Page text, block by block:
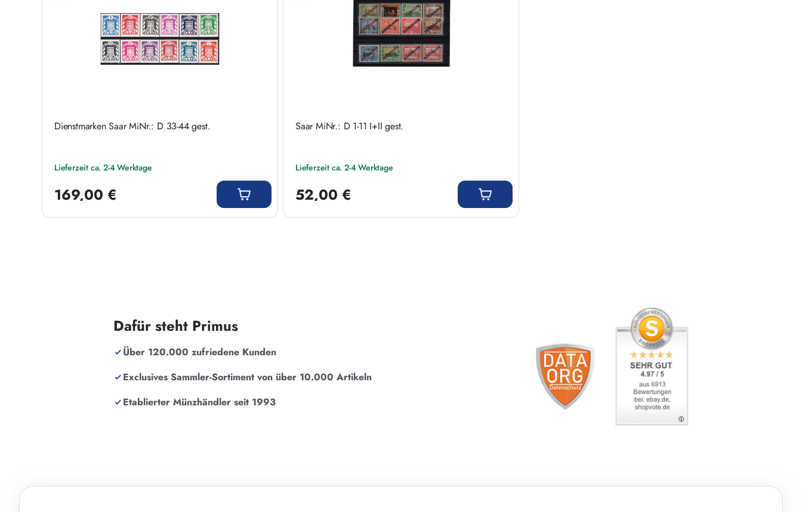
Dienstmarken Saar MiNr.: D 33-44 gest.
Lieferzeit ca. 2-4 Werktage
169,00 €
Saar MiNr.: D 1-11 I+II gest.
Lieferzeit ca. 2-4 Werktage
52,00 €
Dafür steht Primus
Über 120.000 zufriedene Kunden
Exclusives Sammler-Sortiment von über 10.000 Artikeln
Etablierter Münzhändler seit 1993